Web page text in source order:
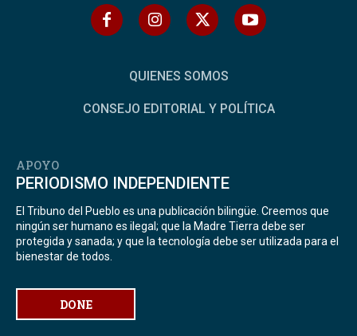
QUIENES SOMOS
CONSEJO EDITORIAL Y POLÍTICA
APOYO
PERIODISMO INDEPENDIENTE
El Tribuno del Pueblo es una publicación bilingüe. Creemos que
ningún ser humano es ilegal; que la Madre Tierra debe ser
protegida y sanada; y que la tecnología debe ser utilizada para el
bienestar de todos.
DONE